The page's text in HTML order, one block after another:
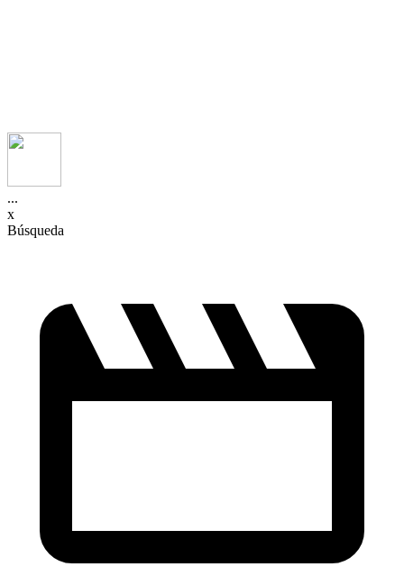
...
x
Búsqueda